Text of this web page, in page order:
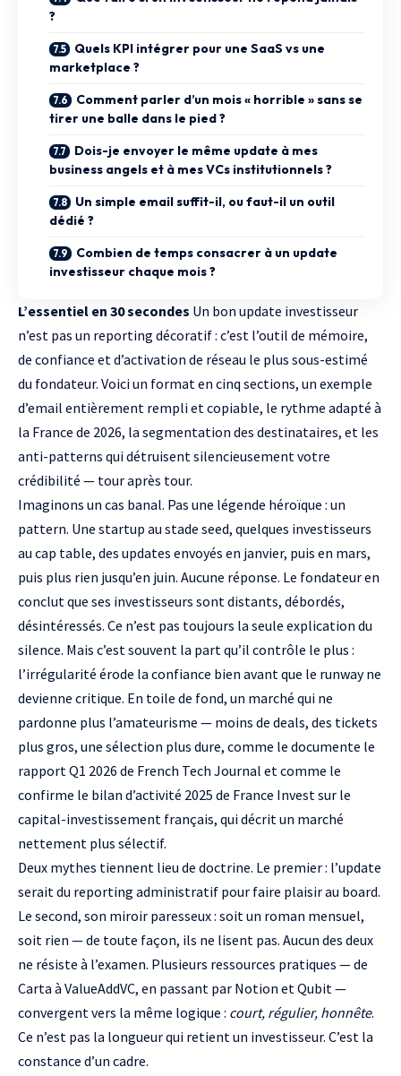
?
Quels KPI intégrer pour une SaaS vs une
marketplace ?
Comment parler d’un mois « horrible » sans se
tirer une balle dans le pied ?
Dois-je envoyer le même update à mes
business angels et à mes VCs institutionnels ?
Un simple email suffit-il, ou faut-il un outil
dédié ?
Combien de temps consacrer à un update
investisseur chaque mois ?
L’essentiel en 30 secondes Un bon update investisseur
n’est pas un reporting décoratif : c’est l’outil de mémoire,
de confiance et d’activation de réseau le plus sous-estimé
du fondateur. Voici un format en cinq sections, un exemple
d’email entièrement rempli et copiable, le rythme adapté à
la France de 2026, la segmentation des destinataires, et les
anti-patterns qui détruisent silencieusement votre
crédibilité — tour après tour.
Imaginons un cas banal. Pas une légende héroïque : un
pattern. Une startup au stade seed, quelques investisseurs
au cap table, des updates envoyés en janvier, puis en mars,
puis plus rien jusqu’en juin. Aucune réponse. Le fondateur en
conclut que ses investisseurs sont distants, débordés,
désintéressés. Ce n’est pas toujours la seule explication du
silence. Mais c’est souvent la part qu’il contrôle le plus :
l’irrégularité érode la confiance bien avant que le runway ne
devienne critique. En toile de fond, un marché qui ne
pardonne plus l’amateurisme — moins de deals, des tickets
plus gros, une sélection plus dure, comme le documente le
rapport Q1 2026 de French Tech Journal et comme le
confirme le bilan d’activité 2025 de France Investsur le
capital-investissement français, qui décrit un marché
nettement plus sélectif.
Deux mythes tiennent lieu de doctrine. Le premier : l’update
serait du reporting administratif pour faire plaisir au board.
Le second, son miroir paresseux : soit un roman mensuel,
soit rien — de toute façon, ils ne lisent pas. Aucun des deux
ne résiste à l’examen. Plusieurs ressources pratiques — de
Carta à ValueAddVC, en passant par Notion etQubit—
convergent vers la même logique : court, régulier, honnête.
Ce n’est pas la longueur qui retient un investisseur. C’est la
constance d’un cadre.